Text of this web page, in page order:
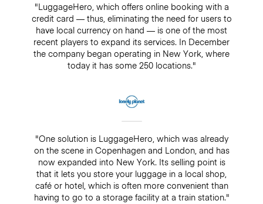
"LuggageHero, which offers online booking with a
credit card — thus, eliminating the need for users to
have local currency on hand — is one of the most
recent players to expand its services. In December
the company began operating in New York, where
today it has some 250 locations."
"One solution is LuggageHero, which was already
on the scene in Copenhagen and London, and has
now expanded into New York. Its selling point is
that it lets you store your luggage in a local shop,
café or hotel, which is often more convenient than
having to go to a storage facility at a train station."